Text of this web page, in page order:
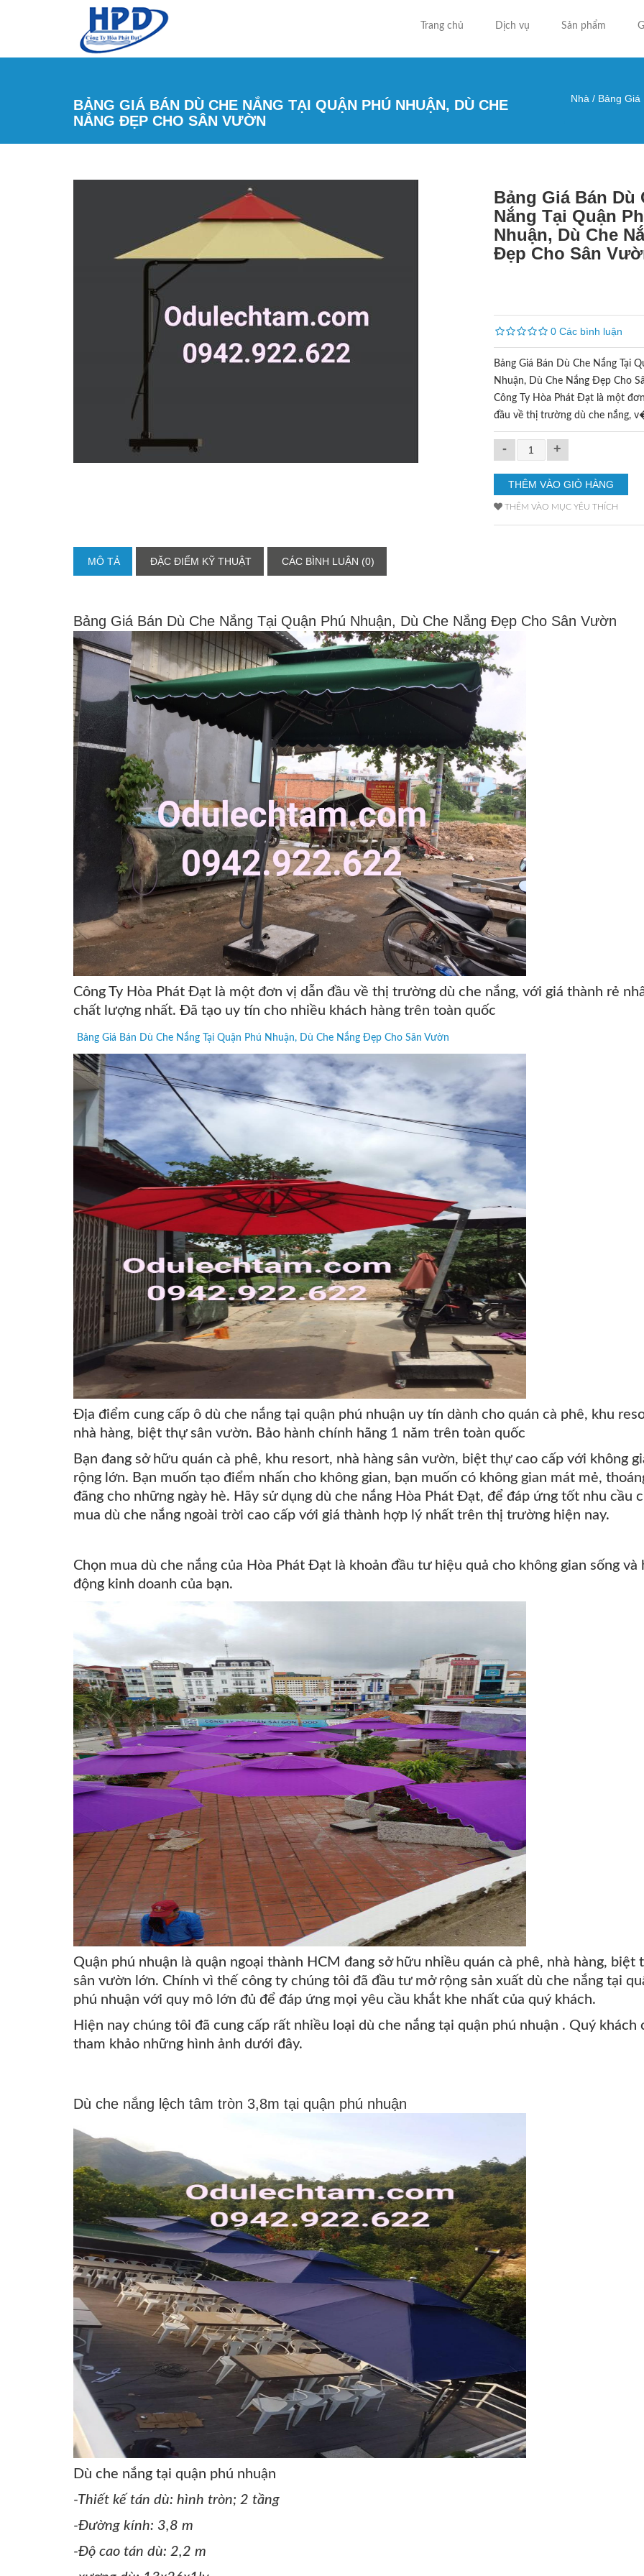
Trang chủ Dịch vụ Sản phẩm
BẢNG GIÁ BÁN DÙ CHE NẮNG TẠI QUẬN PHÚ NHUẬN, DÙ CHE
NẮNG ĐẸP CHO SÂN VƯỜN
Bạn
Nhà / Bảng Giá
Bảng Giá Bán Dù
Nắng Tại Quận
Nhuận, Dù Che
Đẹp Cho Sân
0 Các bình luận
Bảng Giá Bán Dù Che Nắng Tại
Nhuận, Dù Che Nắng Đẹp Cho
Công Ty Hòa Phát Đạt là một
đầu về thị trường dù che nắng,
- +
THÊM VÀO MỤC YÊU THÍCH
MÔ TẢ ĐẶC ĐIỂM KỸ THUẬT CÁC BÌNH LUẬN (0)
Bảng Giá Bán Dù Che Nắng Tại Quận Phú Nhuận, Dù Che Nắng Đẹp Cho Sân Vườn
Công Ty Hòa Phát Đạt là một đơn vị dẫn đầu về thị trường dù che nắng, với giá thành rẻ
chất lượng nhất. Đã tạo uy tín cho nhiều khách hàng trên toàn quốc
Bảng Giá Bán Dù Che Nắng Tại Quận Phú Nhuận, Dù Che Nắng Đẹp Cho Sân Vườn
Địa điểm cung cấp ô dù che nắng tại quận phú nhuận uy tín dành cho quán cà phê, khu
nhà hàng, biệt thự sân vườn. Bảo hành chính hãng 1 năm trên toàn quốc
Bạn đang sở hữu quán cà phê, khu resort, nhà hàng sân vườn, biệt thự cao cấp với không
rộng lớn. Bạn muốn tạo điểm nhấn cho không gian, bạn muốn có không gian mát mẻ,
đãng cho những ngày hè. Hãy sử dụng dù che nắng Hòa Phát Đạt, để đáp ứng tốt nhu cầu
mua dù che nắng ngoài trời cao cấp với giá thành hợp lý nhất trên thị trường hiện nay.
Chọn mua dù che nắng của Hòa Phát Đạt là khoản đầu tư hiệu quả cho không gian sống và
động kinh doanh của bạn.
Quận phú nhuận là quận ngoại thành HCM đang sở hữu nhiều quán cà phê, nhà hàng, biệt
sân vườn lớn. Chính vì thế công ty chúng tôi đã đầu tư mở rộng sản xuất dù che nắng tại
phú nhuận với quy mô lớn đủ để đáp ứng mọi yêu cầu khắt khe nhất của quý khách.
Hiện nay chúng tôi đã cung cấp rất nhiều loại dù che nắng tại quận phú nhuận . Quý khách
tham khảo những hình ảnh dưới đây.
Dù che nắng lệch tâm tròn 3,8m tại quận phú nhuận
Dù che nắng tại quận phú nhuận
-Thiết kế tán dù: hình tròn; 2 tầng
-Đường kính: 3,8 m
-Độ cao tán dù: 2,2 m